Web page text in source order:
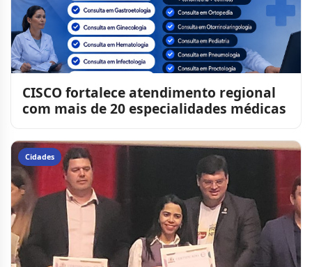
CISCO fortalece atendimento regional
com mais de 20 especialidades médicas
Cidades